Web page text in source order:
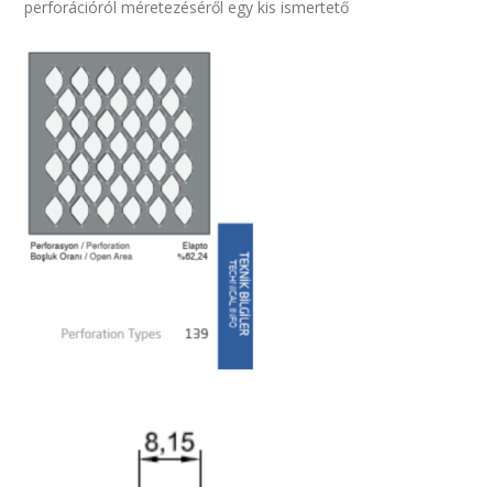
perforációról méretezéséről egy kis ismertető